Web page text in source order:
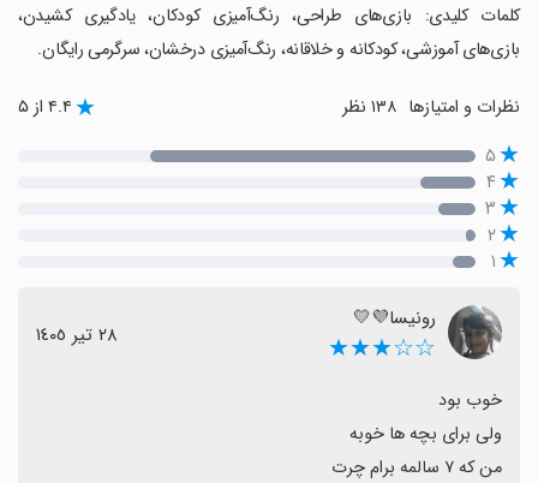
‏کلمات کلیدی: بازی‌های طراحی، رنگ‌آمیزی کودکان، یادگیری کشیدن،
بازی‌های آموزشی، کودکانه و خلاقانه، رنگ‌آمیزی درخشان، سرگرمی رایگان.
نظرات و امتیازها ۴.۴ از ۵
۵
۴
۳
۲
۱
رونیسا💜💛
☆☆★★★ ٢٨ تیر ١٤٠٥
من که ۷ سالمه برام چرت